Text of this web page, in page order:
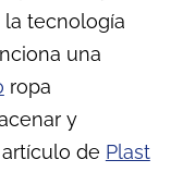
tecnología
una
ropa
y
de Plast